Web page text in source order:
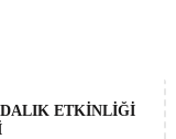
ETKİNLİĞİ